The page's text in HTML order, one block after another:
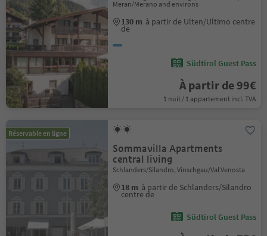
Meran/Merano and environs
130 m à partir de Ulten/Ultimo centre
de
Südtirol Guest Pass
À partir de 99€
1 nuit / 1 appartement incl. TVA
Réservable en ligne
Sommavilla Apartments
central living
Schlanders/Silandro, Vinschgau/Val Venosta
18 m à partir de Schlanders/Silandro
centre de
Südtirol Guest Pass